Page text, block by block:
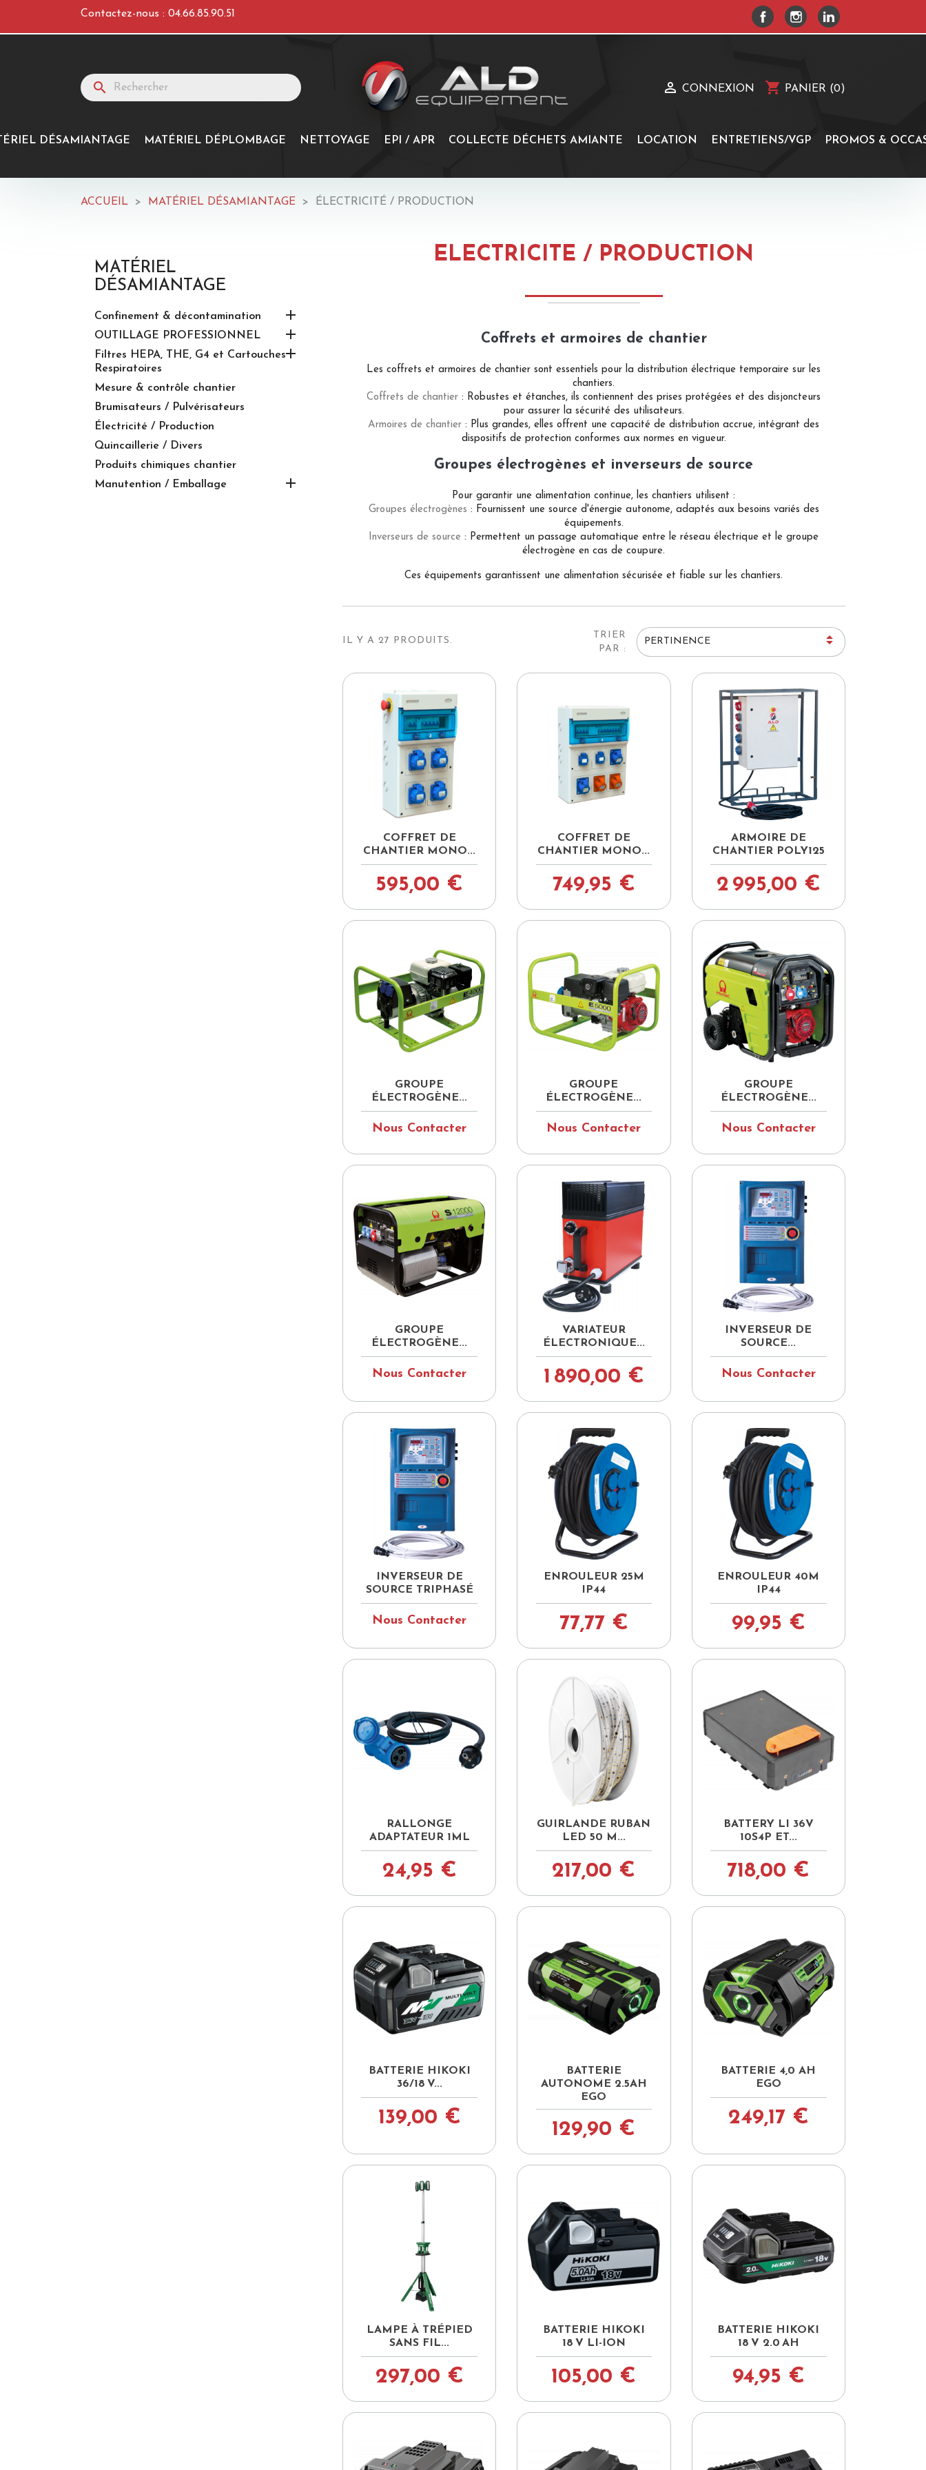
Contactez-nous : 04.66.85.90.51 FACEBOOKINSTAGRAM
LINKEDIN
search shopping_cart PANIER (0)
 CONNEXION
DÉSAMIANTAGE MATÉRIEL DÉPLOMBAGE NETTOYAGE EPI / APR COLLECTE DÉCHETS AMIANTE LOCATION ENTRETIENS/VGP PROMOS &
ACCUEIL MATÉRIEL DÉSAMIANTAGE ÉLECTRICITÉ / PRODUCTION
MATÉRIEL
DÉSAMIANTAGE
Confinement & décontamination 
OUTILLAGE PROFESSIONNEL 
Filtres HEPA, THE, G4 et Cartouches
Respiratoires

Mesure & contrôle chantier
Brumisateurs / Pulvérisateurs
Électricité / Production
Quincaillerie / Divers
Produits chimiques chantier
Manutention / Emballage

ÉLECTRICITÉ / PRODUCTION
Coffrets et armoires de chantier
Les coffrets et armoires de chantier sont essentiels pour la distribution électrique temporaire sur les
chantiers.
Coffrets de chantier : Robustes et étanches, ils contiennent des prises protégées et des disjoncteurs
pour assurer la sécurité des utilisateurs.
Armoires de chantier : Plus grandes, elles offrent une capacité de distribution accrue, intégrant des
dispositifs de protection conformes aux normes en vigueur.
Groupes électrogènes et inverseurs de source
Pour garantir une alimentation continue, les chantiers utilisent :
Groupes électrogènes : Fournissent une source d'énergie autonome, adaptés aux besoins variés des
équipements.
Inverseurs de source : Permettent un passage automatique entre le réseau électrique et le groupe
électrogène en cas de coupure.
Ces équipements garantissent une alimentation sécurisée et fiable sur les chantiers.
IL Y A 27 PRODUITS.
TRIER
PAR :
PERTINENCE 
Aperçu rapide
COFFRET DE
CHANTIER MONO...
595,00 €
Aperçu rapide
COFFRET DE
CHANTIER MONO...
749,95 €
Aperçu rapide
ARMOIRE DE
CHANTIER POLY125
2 995,00 €
Aperçu rapide
GROUPE
ÉLECTROGÈNE...
Nous Contacter
Aperçu rapide
GROUPE
ÉLECTROGÈNE...
Nous Contacter
Aperçu rapide
GROUPE
ÉLECTROGÈNE...
Nous Contacter
Aperçu rapide
GROUPE
ÉLECTROGÈNE...
Nous Contacter
Aperçu rapide
VARIATEUR
ÉLECTRONIQUE...
1 890,00 €
Aperçu rapide
INVERSEUR DE
SOURCE...
Nous Contacter
Aperçu rapide
INVERSEUR DE
SOURCE TRIPHASÉ
Nous Contacter
Aperçu rapide
ENROULEUR 25M
IP44
77,77 €
Aperçu rapide
ENROULEUR 40M
IP44
99,95 €
Aperçu rapide
RALLONGE
ADAPTATEUR 1ML
24,95 €
Aperçu rapide
GUIRLANDE RUBAN
LED 50 M...
217,00 €
Aperçu rapide
BATTERY LI 36V
10S4P ET...
718,00 €
Aperçu rapide
BATTERIE HIKOKI
36/18 V...
139,00 €
Aperçu rapide
BATTERIE
AUTONOME 2.5AH
EGO
129,90 €
Aperçu rapide
BATTERIE 4,0 AH
EGO
249,17 €
Aperçu rapide
LAMPE À TRÉPIED
SANS FIL...
297,00 €
Aperçu rapide
BATTERIE HIKOKI
18 V LI-ION
105,00 €
Aperçu rapide
BATTERIE HIKOKI
18 V 2.0 AH
94,95 €